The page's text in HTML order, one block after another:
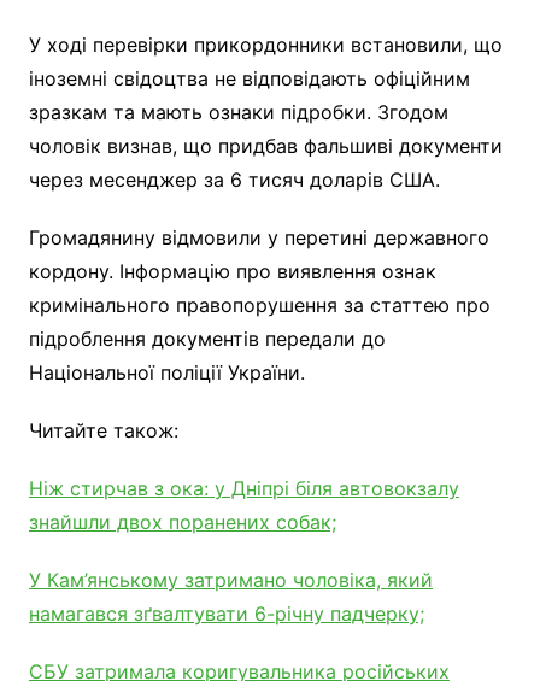
У ході перевірки прикордонники встановили, що
іноземні свідоцтва не відповідають офіційним
зразкам та мають ознаки підробки. Згодом
чоловік визнав, що придбав фальшиві документи
через месенджер за 6 тисяч доларів США.
Громадянину відмовили у перетині державного
кордону. Інформацію про виявлення ознак
кримінального правопорушення за статтею про
підроблення документів передали до
Національної поліції України.
Читайте також:
Ніж стирчав з ока: у Дніпрі біля автовокзалу
знайшли двох поранених собак;
У Кам’янському затримано чоловіка, який
намагався зґвалтувати 6-річну падчерку;
СБУ затримала коригувальника російських